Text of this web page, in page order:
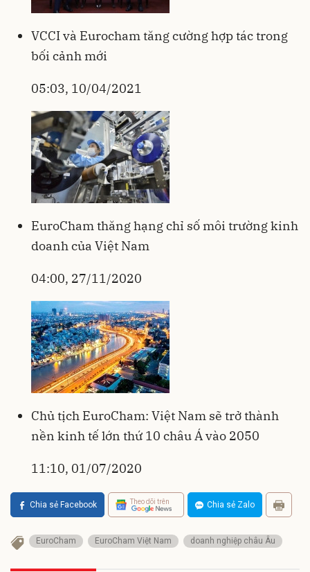
VCCI và Eurocham tăng cường hợp tác trong
bối cảnh mới
05:03, 10/04/2021
EuroCham thăng hạng chỉ số môi trường kinh
doanh của Việt Nam
04:00, 27/11/2020
Chủ tịch EuroCham: Việt Nam sẽ trở thành
nền kinh tế lớn thứ 10 châu Á vào 2050
11:10, 01/07/2020
Chia sẻ Facebook Theo dõi trên Chia sẻ Zalo
EuroCham EuroCham Việt Nam doanh nghiệp châu Âu